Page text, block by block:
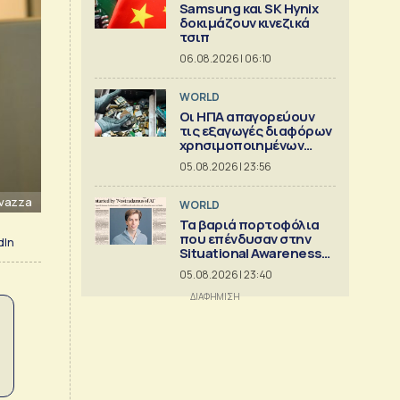
Samsung και SK Hynix
δοκιμάζουν κινεζικά
τσιπ
06.08.2026 | 06:10
WORLD
Οι ΗΠΑ απαγορεύουν
τις εξαγωγές διαφόρων
χρησιμοποιημένων
κρίσιμων ορυκτών
05.08.2026 | 23:56
WORLD
Τα βαριά πορτοφόλια
που επένδυσαν στην
Situational Awareness
πριν καταρρεύσει
05.08.2026 | 23:40